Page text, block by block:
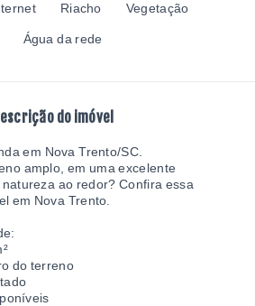
Riacho Vegetação
Água da rede
do imóvel
em Nova Trento/SC.
amplo, em uma excelente
ao redor? Confira essa
em Nova Trento.
do terreno